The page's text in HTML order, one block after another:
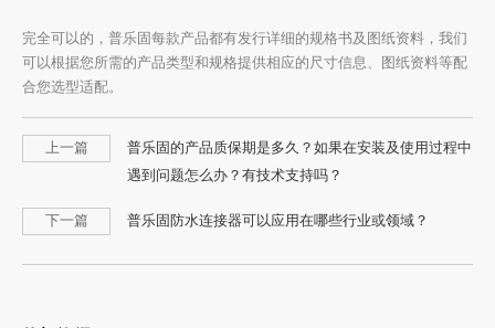
完全可以的，普乐固每款产品都有发行详细的规格书及图纸资料，我们
可以根据您所需的产品类型和规格提供相应的尺寸信息、图纸资料等配
合您选型适配。
上一篇
普乐固的产品质保期是多久？如果在安装及使用过程中
遇到问题怎么办？有技术支持吗？
下一篇 普乐固防水连接器可以应用在哪些行业或领域？